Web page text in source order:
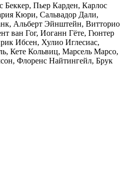
Беккер, Пьер Карден, Карлос
Кюри, Сальвадор Дали,
Альберт Эйнштейн, Витторио
ван Гог, Иоганн Гёте, Гюнтер
Ибсен, Хулио Иглесиас,
Кете Кольвиц, Марсель Марсо,
Флоренс Найтингейл, Брук